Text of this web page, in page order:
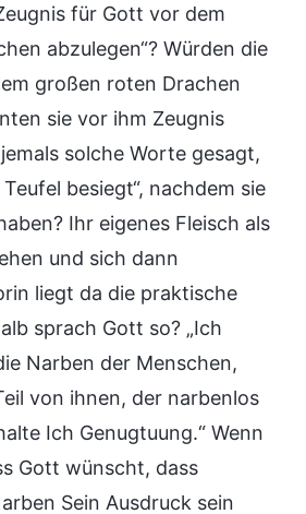
für Gott vor dem
abzulegen“? Würden die
großen roten Drachen
sie vor ihm Zeugnis
solche Worte gesagt,
besiegt“, nachdem sie
Ihr eigenes Fleisch als
und sich dann
liegt da die praktische
sprach Gott so? „Ich
Narben der Menschen,
von ihnen, der narbenlos
Ich Genugtuung.“ Wenn
Gott wünscht, dass
Sein Ausdruck sein